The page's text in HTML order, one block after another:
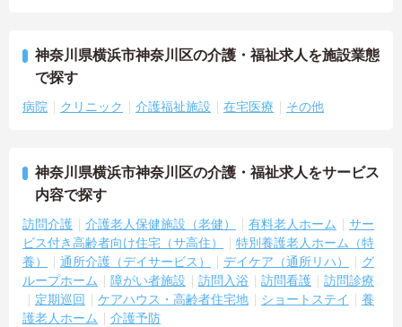
神奈川県横浜市神奈川区の介護・福祉求人を施設業態
で探す
病院 クリニック 介護福祉施設 在宅医療 その他
神奈川県横浜市神奈川区の介護・福祉求人をサービス
内容で探す
訪問介護 介護老人保健施設（老健） 有料老人ホーム
サー
ビス付き高齢者向け住宅（サ高住）
特別養護老人ホーム（特
養）
通所介護（デイサービス） デイケア（通所リハ）
グ
ループホーム
障がい者施設 訪問入浴 訪問看護
訪問診療
定期巡回
ケアハウス・高齢者住宅地 ショートステイ
養
護老人ホーム
介護予防